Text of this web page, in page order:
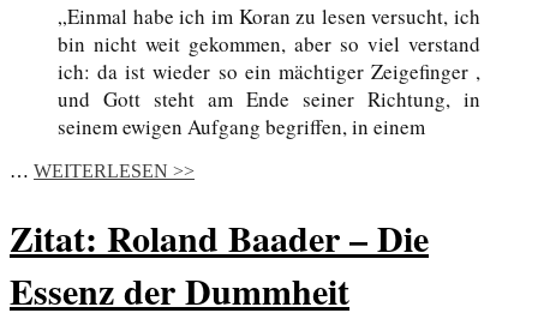
„Einmal habe ich im Koran zu lesen versucht, ich
bin nicht weit gekommen, aber so viel verstand
ich: da ist wieder so ein mächtiger Zeigefinger ,
und Gott steht am Ende seiner Richtung, in
seinem ewigen Aufgang begriffen, in einem
… WEITERLESEN >>
Zitat: Roland Baader – Die
Essenz der Dummheit